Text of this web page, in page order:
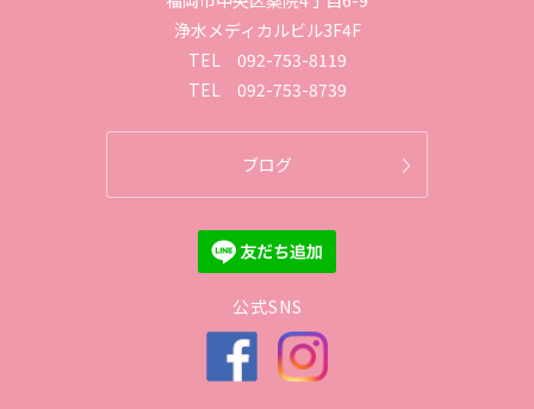
浄水メディカルビル3F4F
TEL 092-753-8119
TEL 092-753-8739
ブログ
公式SNS